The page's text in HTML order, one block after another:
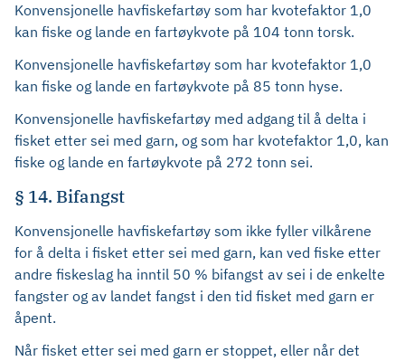
Konvensjonelle havfiskefartøy som har kvotefaktor 1,0
kan fiske og lande en fartøykvote på 104 tonn torsk.
Konvensjonelle havfiskefartøy som har kvotefaktor 1,0
kan fiske og lande en fartøykvote på 85 tonn hyse.
Konvensjonelle havfiskefartøy med adgang til å delta i
fisket etter sei med garn, og som har kvotefaktor 1,0, kan
fiske og lande en fartøykvote på 272 tonn sei.
§ 14. Bifangst
Konvensjonelle havfiskefartøy som ikke fyller vilkårene
for å delta i fisket etter sei med garn, kan ved fiske etter
andre fiskeslag ha inntil 50 % bifangst av sei i de enkelte
fangster og av landet fangst i den tid fisket med garn er
åpent.
Når fisket etter sei med garn er stoppet, eller når det